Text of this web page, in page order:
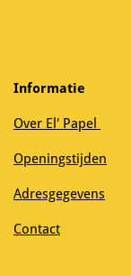
Informatie
Over El' Papel
Openingstijden
Adresgegevens
Contact